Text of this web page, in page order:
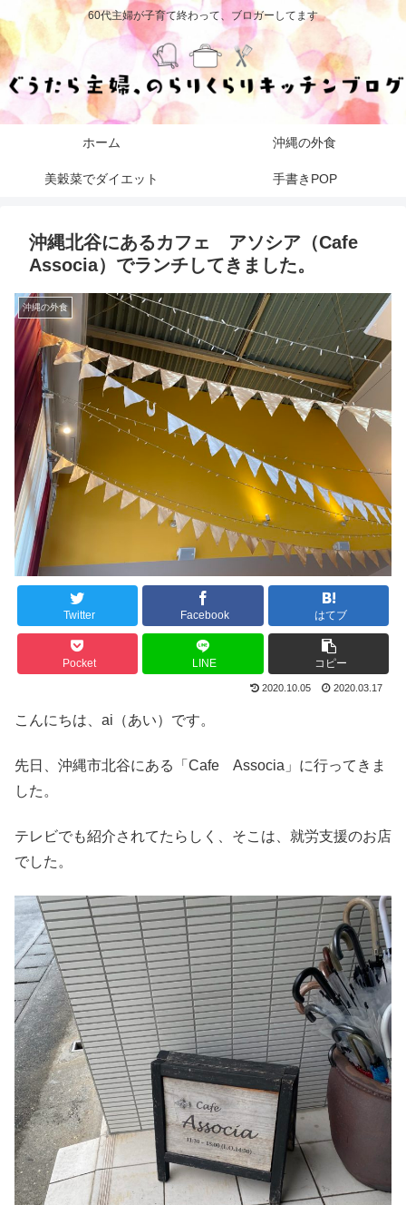
60代主婦が子育て終わって、ブロガーしてます
ホーム 沖縄の外食
美穀菜でダイエット 手書きPOP
沖縄北谷にあるカフェ アソシア（Cafe
Associa）でランチしてきました。
沖縄の外食
Twitter Facebook はてブ
Pocket LINE コピー
2020.10.05 2020.03.17
こんにちは、ai（あい）です。
先日、沖縄市北谷にある「Cafe Associa」に行ってきま
した。
テレビでも紹介されてたらしく、そこは、就労支援のお店
でした。